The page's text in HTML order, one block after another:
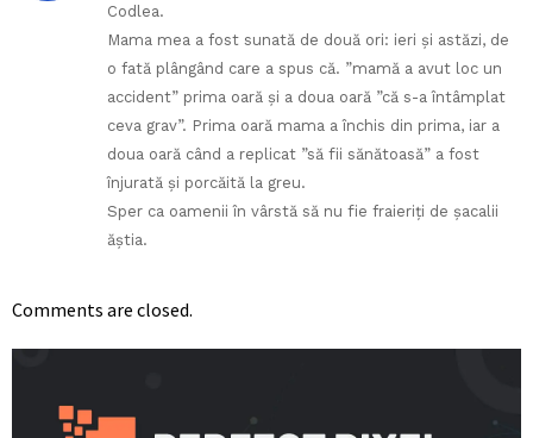
Codlea.
Mama mea a fost sunată de două ori: ieri și astăzi, de
o fată plângând care a spus că. ”mamă a avut loc un
accident” prima oară și a doua oară ”că s-a întâmplat
ceva grav”. Prima oară mama a închis din prima, iar a
doua oară când a replicat ”să fii sănătoasă” a fost
înjurată și porcăită la greu.
Sper ca oamenii în vârstă să nu fie fraieriți de șacalii
ăștia.
Comments are closed.